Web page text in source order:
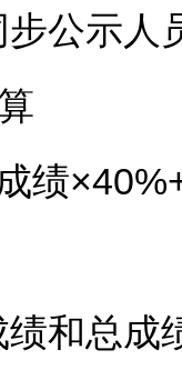
公示人
×40%+
总成绩